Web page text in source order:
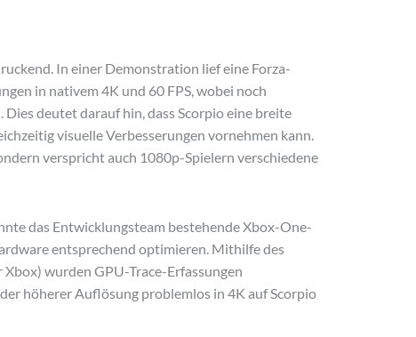
In einer Demonstration lief eine Forza-
in nativem 4K und 60 FPS, wobei noch
deutet darauf hin, dass Scorpio eine breite
visuelle Verbesserungen vornehmen kann.
verspricht auch 1080p-Spielern verschiedene
das Entwicklungsteam bestehende Xbox-One-
entsprechend optimieren. Mithilfe des
wurden GPU-Trace-Erfassungen
höherer Auflösung problemlos in 4K auf Scorpio